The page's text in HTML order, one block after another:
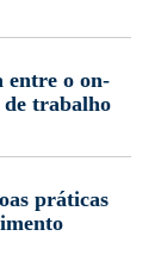
entre o on-
trabalho
práticas